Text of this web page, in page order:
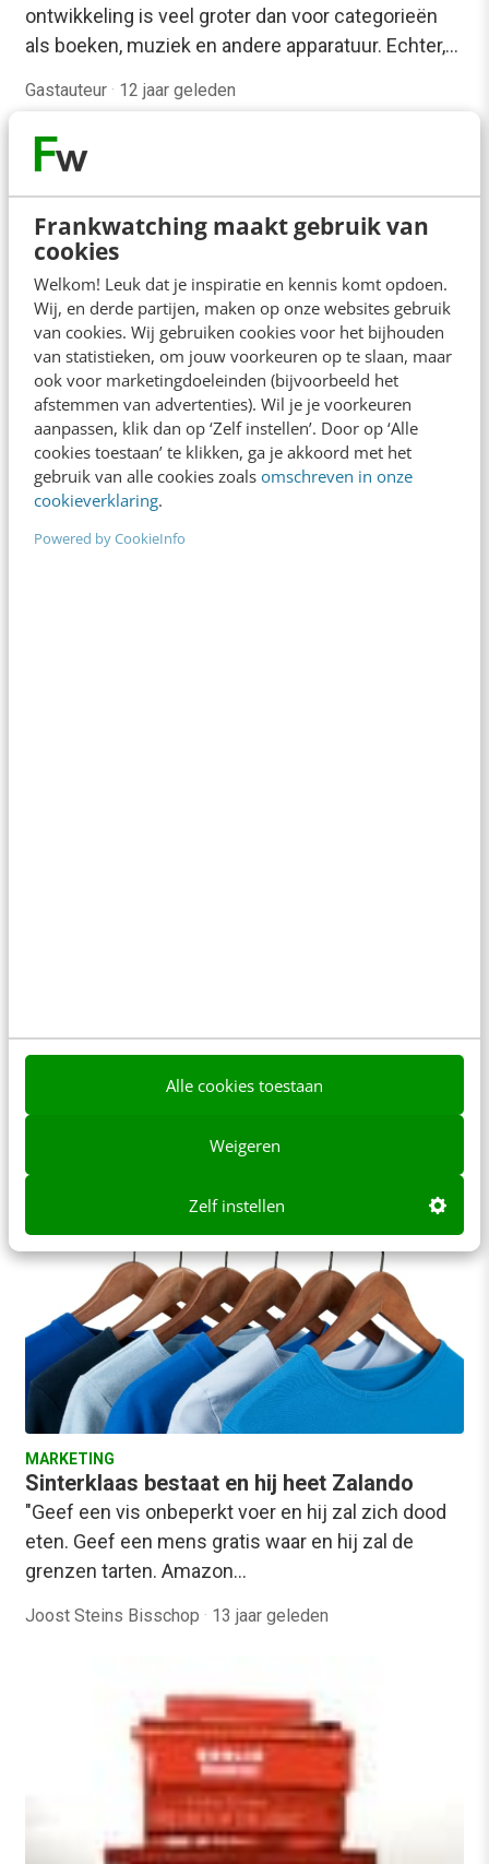
Frankwatching maakt gebruik van
cookies
Welkom! Leuk dat je inspiratie en kennis komt opdoen.
Wij, en derde partijen, maken op onze websites gebruik
van cookies. Wij gebruiken cookies voor het bijhouden
van statistieken, om jouw voorkeuren op te slaan, maar
ook voor marketingdoeleinden (bijvoorbeeld het
afstemmen van advertenties). Wil je je voorkeuren
aanpassen, klik dan op ‘Zelf instellen’. Door op ‘Alle
cookies toestaan’ te klikken, ga je akkoord met het
gebruik van alle cookies zoals omschreven in onze
cookieverklaring.
Powered by CookieInfo
Alle cookies toestaan
Weigeren
Zelf instellen
ontwikkeling is veel groter dan voor categorieën
als boeken, muziek en andere apparatuur. Echter,…
Gastauteur · 12 jaar geleden
MARKETING
Deze 5 conversie-killers wil je niet op je
webshop
Elke webshop is anders. Het is niet altijd
eenvoudig om oorzaken te vinden waarom je
bezoekers niet of weinig converteren. Daarom is
richtlijn heeft Webshopblog.nl een steekproef
12 jaar geleden
MARKETING
Sinterklaas bestaat en hij heet Zalando
"Geef een vis onbeperkt voer en hij zal zich dood
eten. Geef een mens gratis waar en hij zal de
grenzen tarten. Amazon…
Joost Steins Bisschop · 13 jaar geleden